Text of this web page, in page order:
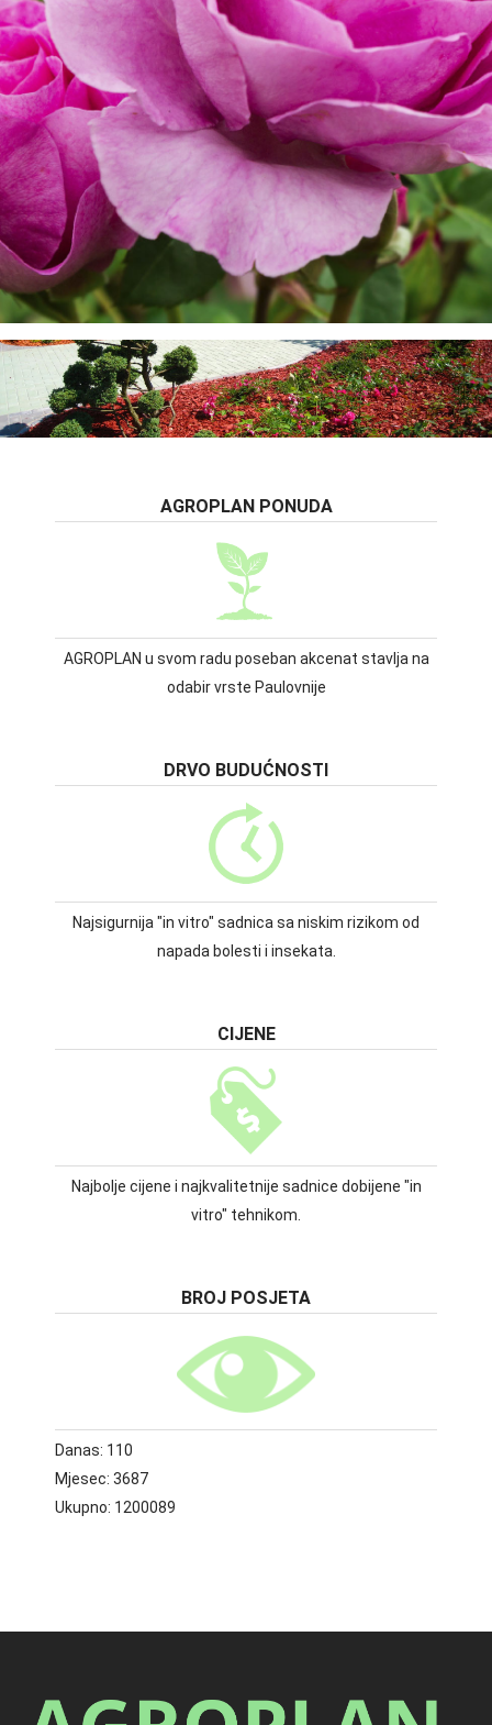
AGROPLAN PONUDA
AGROPLAN u svom radu poseban akcenat stavlja na
odabir vrste Paulovnije
DRVO BUDUĆNOSTI
Najsigurnija "in vitro" sadnica sa niskim rizikom od
napada bolesti i insekata.
CIJENE
Najbolje cijene i najkvalitetnije sadnice dobijene "in
vitro" tehnikom.
BROJ POSJETA
Danas: 110
Mjesec: 3687
Ukupno: 1200089